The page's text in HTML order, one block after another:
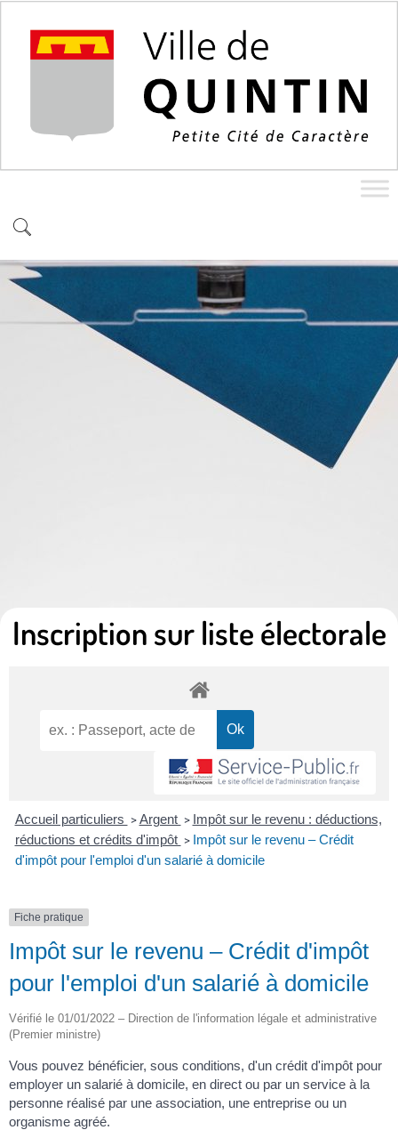
Inscription sur liste électorale
Accueil particuliers > Argent > Impôt sur le revenu : déductions,
réductions et crédits d'impôt > Impôt sur le revenu – Crédit
d'impôt pour l'emploi d'un salarié à domicile
Fiche pratique
Impôt sur le revenu – Crédit d'impôt
pour l'emploi d'un salarié à domicile
Vérifié le 01/01/2022 – Direction de l'information légale et administrative
(Premier ministre)
Vous pouvez bénéficier, sous conditions, d'un crédit d'impôt pour
employer un salarié à domicile, en direct ou par un service à la
personne réalisé par une association, une entreprise ou un
organisme agréé.